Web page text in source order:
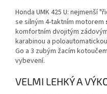
Honda UMK 425 U: nejmenší
se silným 4-taktním motorem
komfortním dvojitým
karabinou a
Go a 3 zubým žacím
vybevení.
VELMI LEHKÝ A